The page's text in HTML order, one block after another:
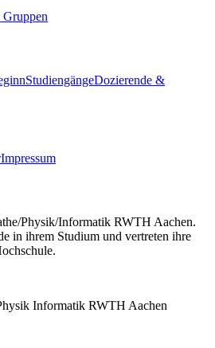
StudiengängeDozierende &
Impressum
Physik/Informatik RWTH Aachen.
in ihrem Studium und vertreten ihre
Informatik RWTH Aachen